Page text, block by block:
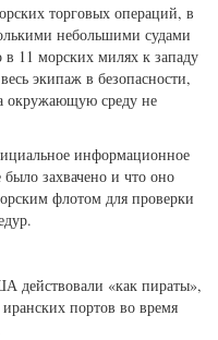
торговых операций, в
небольшими судами
11 морских милях к западу
экипаж в безопасности,
окружающую среду не
информационное
захвачено и что оно
флотом для проверки
«как пираты»,
портов во время